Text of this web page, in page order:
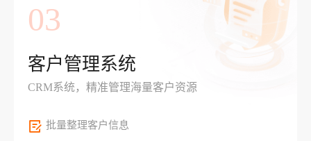
03
客户管理系统
CRM系统，精准管理海量客户资源
批量整理客户信息